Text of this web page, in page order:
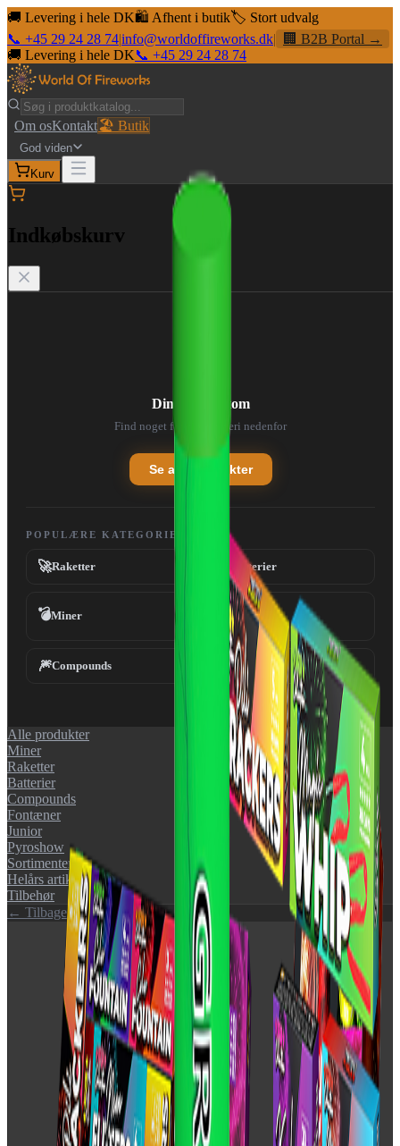
🚚 Levering i hele DK🛍️ Afhent i butik🏷️ Stort udvalg
📞 +45 29 24 28 74|info@worldoffireworks.dk|
🏢 B2B Portal →
🚚 Levering i hele DK📞 +45 29 24 28 74
Om osKontakt🏖️ Butik
God viden
Kurv
Indkøbskurv
Din kurv er tom
Find noget fedt fyrværkeri nedenfor
Se alle produkter
POPULÆRE KATEGORIER
🚀Raketter Batterier
💣Miner Fontæner
🎆Compounds Tilbehør
Alle produkter
Miner
Raketter
Batterier
Compounds
Fontæner
Junior
Pyroshow
Sortimenter
Helårs artikler (F1)
Tilbehør
← Tilbage til katalog